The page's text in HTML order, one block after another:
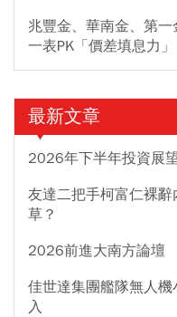
兆豐金、華南金、第
一表PK「價差填息力
最新文章
2026年下半年投資展
友達二把手柯富仁裸
草？
2026前進大南方論壇
佳世達集團艦隊無人
入